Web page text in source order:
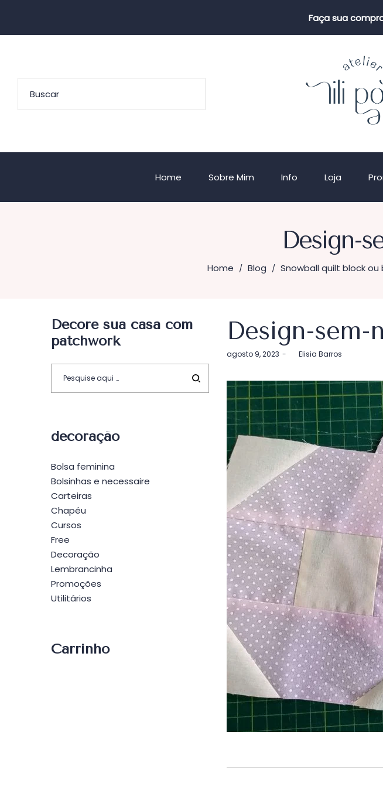
Faça sua
Home Sobre Mim Info Loja
Design-
Home / Blog / Snowball quilt block
Design-sem-
Postado
agosto 9, 2023 byElisia Barros
Decore sua casa com
patchwork
decoração
Bolsa feminina
Bolsinhas e necessaire
Carteiras
Chapéu
Cursos
Free
Decoração
Lembrancinha
Promoções
Utilitários
Carrinho